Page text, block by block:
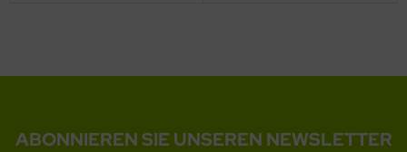
ABONNIEREN SIE UNSEREN NEWSLETTER